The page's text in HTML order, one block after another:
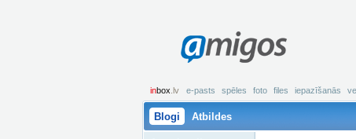
amigos
inbox .lv e-pasts spēles foto files iepazīšanās
Blogi Atbildes